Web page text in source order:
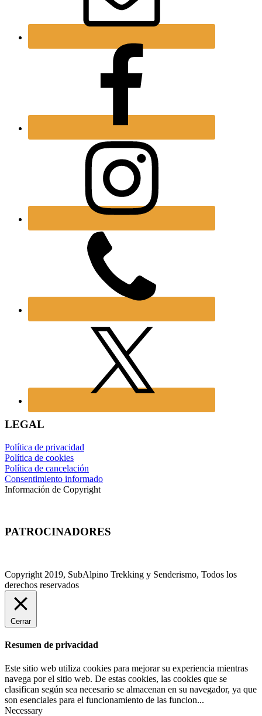
LEGAL
Política de privacidad
Política de cookies
Política de cancelación
Consentimiento informado
Información de Copyright
PATROCINADORES
Copyright 2019, SubAlpino Trekking y Senderismo, Todos los
derechos reservados
Cerrar
Resumen de privacidad
Este sitio web utiliza cookies para mejorar su experiencia mientras
navega por el sitio web. De estas cookies, las cookies que se
clasifican según sea necesario se almacenan en su navegador, ya que
son esenciales para el funcionamiento de las funcion...
Necessary